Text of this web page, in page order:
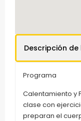
Descripción
Programa
Calentamiento y
clase con
preparan el